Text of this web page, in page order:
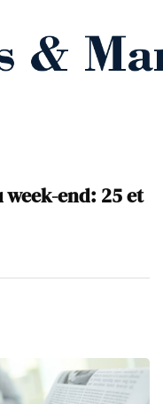
week-end: 25 et